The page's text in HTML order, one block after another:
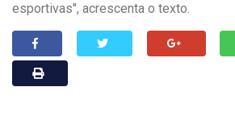
esportivas", acrescenta o texto.